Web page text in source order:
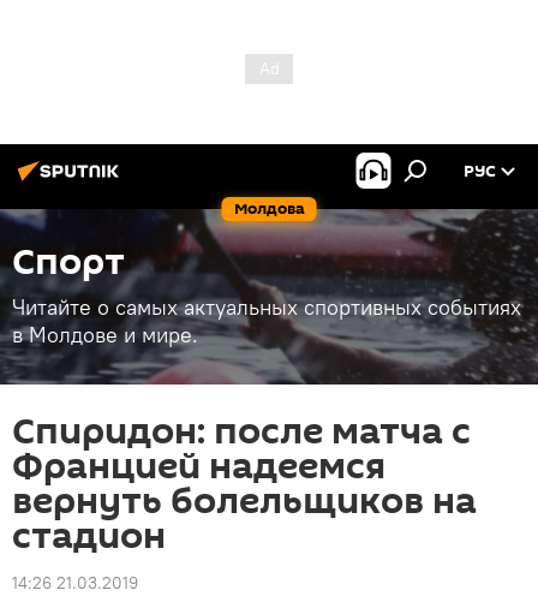
Молдова
РУС
Спорт
Читайте о самых актуальных спортивных событиях
в Молдове и мире.
Спиридон: после матча с
Францией надеемся
вернуть болельщиков на
стадион
14:26 21.03.2019